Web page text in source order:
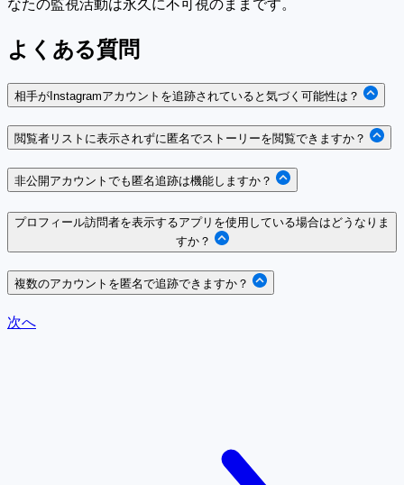
よくある質問
相手がInstagramアカウントを追跡されていると気づく可能性は？
閲覧者リストに表示されずに匿名でストーリーを閲覧できますか？
非公開アカウントでも匿名追跡は機能しますか？
プロフィール訪問者を表示するアプリを使用している場合はどうなりま
すか？
複数のアカウントを匿名で追跡できますか？
次へ